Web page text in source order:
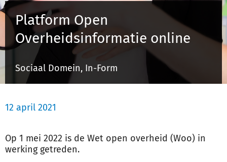
Inloggen op de kennisbank
Inloggen
Registreren
Platform Open
Overheidsinformatie online
Sociaal Domein, In-Form
12 april 2021
Op 1 mei 2022 is de Wet open overheid (Woo) in
werking getreden.